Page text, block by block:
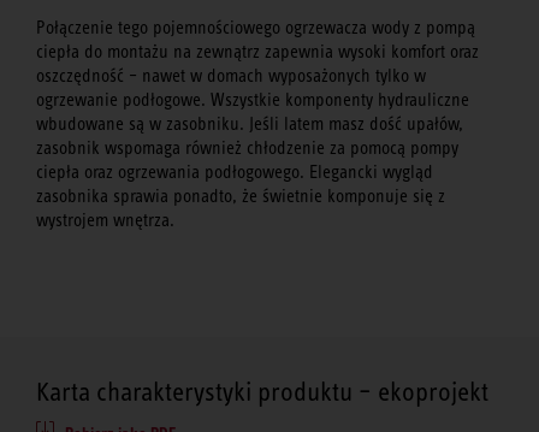
Połączenie tego pojemnościowego ogrzewacza wody z pompą
ciepła do montażu na zewnątrz zapewnia wysoki komfort oraz
oszczędność – nawet w domach wyposażonych tylko w
ogrzewanie podłogowe. Wszystkie komponenty hydrauliczne
wbudowane są w zasobniku. Jeśli latem masz dość upałów,
zasobnik wspomaga również chłodzenie za pomocą pompy
ciepła oraz ogrzewania podłogowego. Elegancki wygląd
zasobnika sprawia ponadto, że świetnie komponuje się z
wystrojem wnętrza.
Karta charakterystyki produktu – ekoprojekt